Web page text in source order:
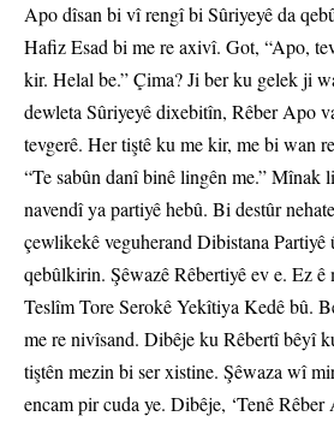
Apo dîsan bi vî rengî bi Sûriyeyê da
Hafiz Esad bi me re axivî. Got, “Apo,
kir. Helal be.” Çima? Ji ber ku gelek ji
dewleta Sûriyeyê dixebitîn, Rêber Apo
tevgerê. Her tiştê ku me kir, me bi wan
“Te sabûn danî binê lingên me.” Mînak
navendî ya partiyê hebû. Bi destûr
çewlikekê veguherand Dibistana
qebûlkirin. Şêwazê Rêbertiyê ev e. Ez
Teslîm Tore Serokê Yekîtiya Kedê bû.
me re nivîsand. Dibêje ku Rêbertî bêyî
tiştên mezin bi ser xistine. Şêwaza wî
encam pir cuda ye. Dibêje, ‘Tenê Rêber